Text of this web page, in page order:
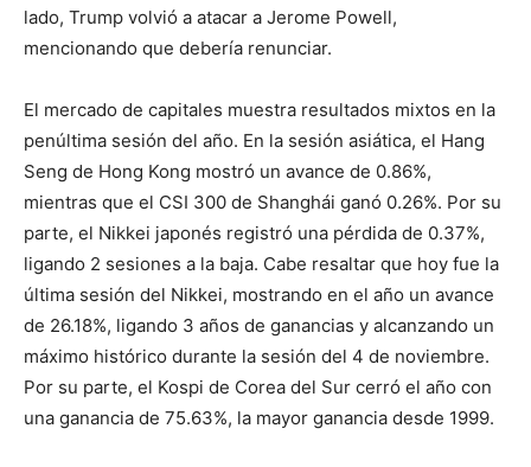
lado, Trump volvió a atacar a Jerome Powell,
mencionando que debería renunciar.
El mercado de capitales muestra resultados mixtos en la
penúltima sesión del año. En la sesión asiática, el Hang
Seng de Hong Kong mostró un avance de 0.86%,
mientras que el CSI 300 de Shanghái ganó 0.26%. Por su
parte, el Nikkei japonés registró una pérdida de 0.37%,
ligando 2 sesiones a la baja. Cabe resaltar que hoy fue la
última sesión del Nikkei, mostrando en el año un avance
de 26.18%, ligando 3 años de ganancias y alcanzando un
máximo histórico durante la sesión del 4 de noviembre.
Por su parte, el Kospi de Corea del Sur cerró el año con
una ganancia de 75.63%, la mayor ganancia desde 1999.